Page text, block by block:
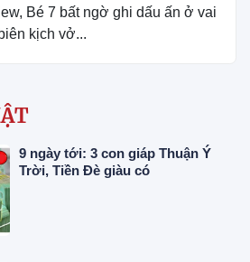
Bé 7 bất ngờ ghi dấu ấn ở vai
kịch vở...
9 ngày tới: 3 con giáp Thuận Ý
Trời, Tiền Đè giàu có